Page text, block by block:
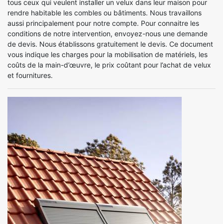
tous ceux qui veulent installer un velux dans leur maison pour
rendre habitable les combles ou bâtiments. Nous travaillons
aussi principalement pour notre compte. Pour connaitre les
conditions de notre intervention, envoyez-nous une demande
de devis. Nous établissons gratuitement le devis. Ce document
vous indique les charges pour la mobilisation de matériels, les
coûts de la main-d’œuvre, le prix coûtant pour l’achat de velux
et fournitures.